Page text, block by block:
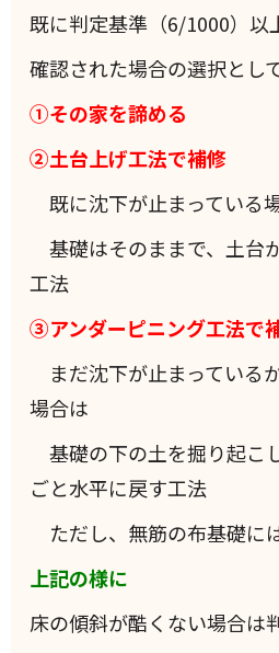
既に判定基準（6/1000）以
確認された場合の選択とし
①その家を諦める
②土台上げ工法で補修
既に沈下が止まっている
基礎はそのままで、土台
工法
③アンダーピニング工法で
まだ沈下が止まっている
場合は
基礎の下の土を掘り起こ
ごと水平に戻す工法
ただし、無筋の布基礎に
上記の様に
床の傾斜が酷くない場合は